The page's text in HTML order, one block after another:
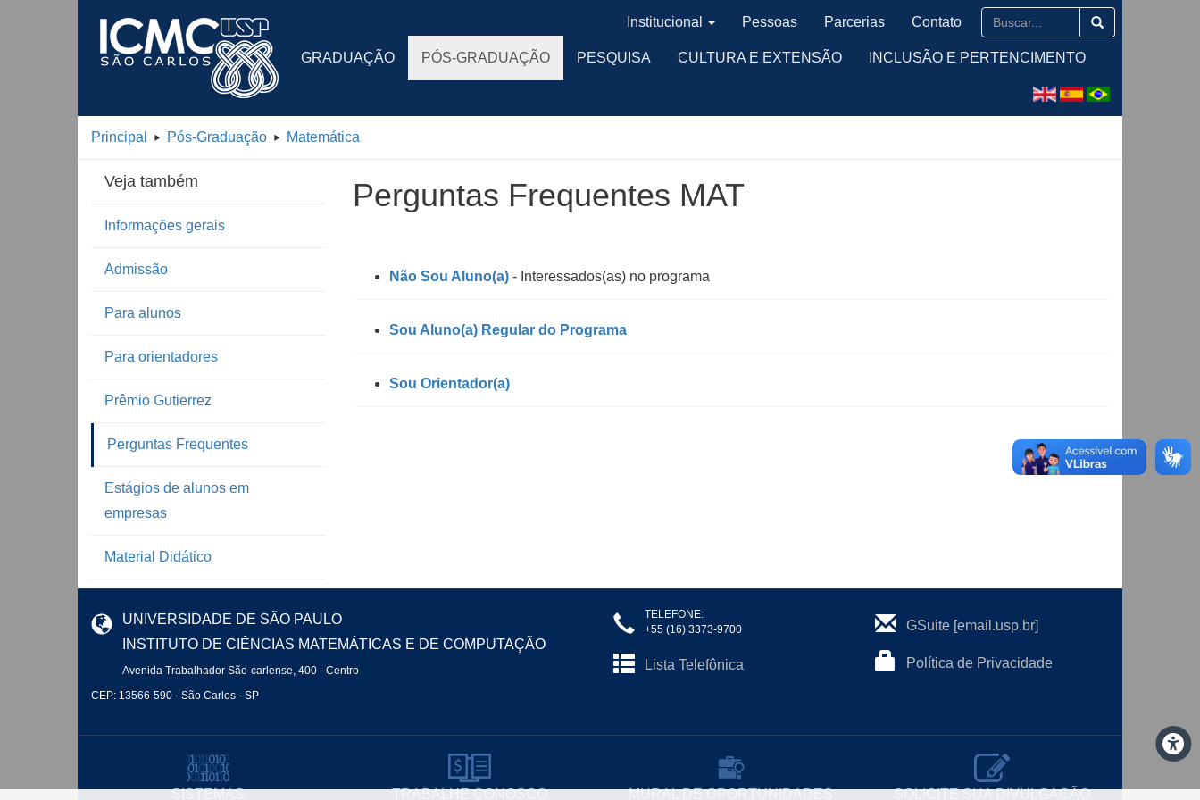
GRADUAÇÃO PÓS-GRADUAÇÃO PESQUISA CULTURA E EXTENSÃO INCLUSÃO E PERTENCIMENTO
Institucional Pessoas Parcerias Contato
Principal Pós-Graduação Matemática
Veja também
Informações gerais
Admissão
Para alunos
Para orientadores
Prêmio Gutierrez
Perguntas Frequentes
Estágios de alunos em
empresas
Material Didático
Perguntas Frequentes MAT
Não Sou Aluno(a)- Interessados(as) no programa
Sou Aluno(a) Regular do Programa
Sou Orientador(a)
UNIVERSIDADE DE SÃO PAULO
INSTITUTO DE CIÊNCIAS MATEMÁTICAS E DE COMPUTAÇÃO
Avenida Trabalhador São-carlense, 400 - Centro
CEP: 13566-590 - São Carlos - SP
TELEFONE:
+55 (16) 3373-9700
Lista Telefônica
GSuite [email.usp.br]
Política de Privacidade
SISTEMAS TRABALHE CONOSCO MURAL DE OPORTUNIDADES SOLICITE SUA DIVULGAÇÃO